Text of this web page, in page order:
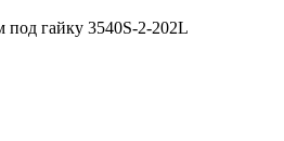
под гайку 3540S-2-202L